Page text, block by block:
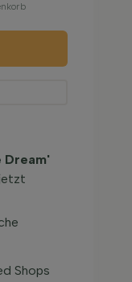
Dream'
Shops